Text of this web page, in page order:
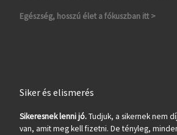
Egészség, hosszú élet a fókuszban itt >
Siker és elismerés
Sikeresnek lenni jó.Tudjuk, a sikernek nem
van, amit meg kell fizetni. De tényleg,